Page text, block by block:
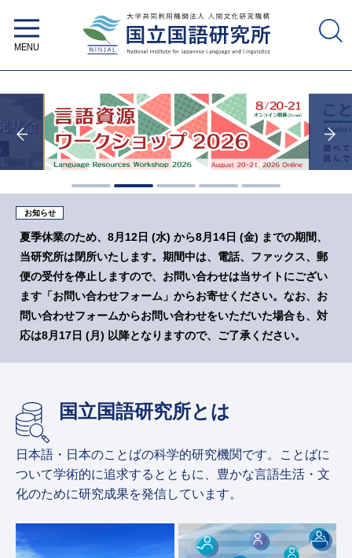
お知らせ
夏季休業のため、8月12日 (水) から8月14日 (金) までの期間、
当研究所は閉所いたします。期間中は、電話、ファックス、郵
便の受付を停止しますので、お問い合わせは当サイトにござい
ます「お問い合わせフォーム」からお寄せください。なお、お
問い合わせフォームからお問い合わせをいただいた場合も、対
応は8月17日 (月) 以降となりますので、ご了承ください。
国立国語研究所とは
日本語・日本のことばの科学的研究機関です。ことばに
ついて学術的に追求するとともに、豊かな言語生活・文
化のために研究成果を発信しています。